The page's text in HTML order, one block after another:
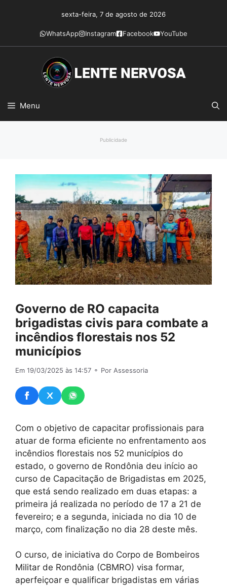
conteúdo
sexta-feira, 7 de agosto de 2026
WhatsApp Instagram Facebook YouTube
Menu
Publicidade
Governo de RO capacita
brigadistas civis para combate a
incêndios florestais nos 52
municípios
Em 19/03/2025 às 14:57 ⚬ Por Assessoria
Com o objetivo de capacitar profissionais para
atuar de forma eficiente no enfrentamento aos
incêndios florestais nos 52 municípios do
estado, o governo de Rondônia deu início ao
curso de Capacitação de Brigadistas em 2025,
que está sendo realizado em duas etapas: a
primeira já realizada no período de 17 a 21 de
fevereiro; e a segunda, iniciada no dia 10 de
março, com finalização no dia 28 deste mês.
O curso, de iniciativa do Corpo de Bombeiros
Militar de Rondônia (CBMRO) visa formar,
aperfeiçoar e qualificar brigadistas em várias